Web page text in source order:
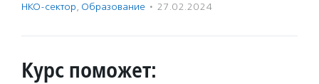
НКО-сектор, Образование · 27.02.2024
Курс поможет: